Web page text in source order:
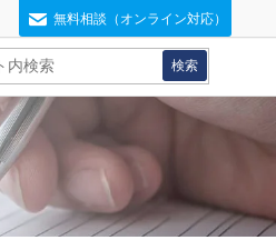
無料相談（オンライン対応）